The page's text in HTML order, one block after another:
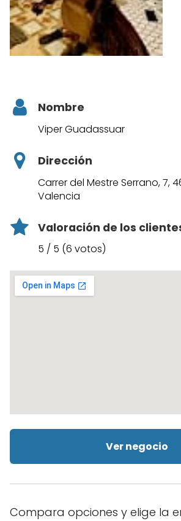
Nombre
Viper Guadassuar
Dirección
Carrer del Mestre Serrano, 7,
Valencia
Valoración de los
5 / 5 (6 votos)
Ver negocio
Compara opciones y elige la